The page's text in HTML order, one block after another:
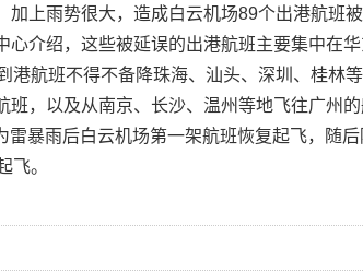
雨势很大，造成白云机场89个出港航班被
介绍，这些被延误的出港航班主要集中在
港航班不得不备降珠海、汕头、深圳、桂林
，以及从南京、长沙、温州等地飞往广州的
雨后白云机场第一架航班恢复起飞，随后
飞。